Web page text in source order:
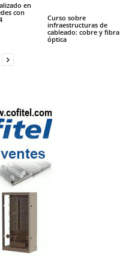
en
con
Curso sobre
infraestructuras de
cableado: cobre y fibra
óptica